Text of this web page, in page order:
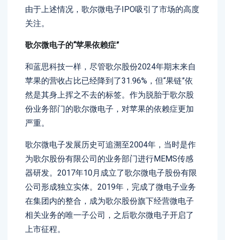
由于上述情况，歌尔微电子IPO吸引了市场的高度
关注。
歌尔微电子的“苹果依赖症”
和蓝思科技一样，尽管歌尔股份2024年期末来自
苹果的营收占比已经降到了31.96%，但“果链”依
然是其身上挥之不去的标签。作为脱胎于歌尔股
份业务部门的歌尔微电子，对苹果的依赖症更加
严重。
歌尔微电子发展历史可追溯至2004年，当时是作
为歌尔股份有限公司的业务部门进行MEMS传感
器研发。2017年10月成立了歌尔微电子股份有限
公司形成独立实体。2019年，完成了微电子业务
在集团内的整合，成为歌尔股份旗下经营微电子
相关业务的唯一子公司，之后歌尔微电子开启了
上市征程。